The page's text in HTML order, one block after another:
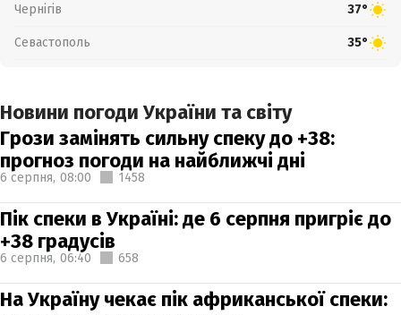
Чернігів 37°
Севастополь 35°
Новини погоди України та світу
Грози замінять сильну спеку до +38:
прогноз погоди на найближчі дні
6 серпня, 08:00 1458
Пік спеки в Україні: де 6 серпня пригріє до
+38 градусів
6 серпня, 06:40 658
На Україну чекає пік африканської спеки: